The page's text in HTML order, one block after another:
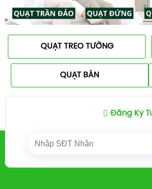
QUẠT TREO TƯỜNG
QUẠT BÀN
Trang chủ /
Đăng Ký